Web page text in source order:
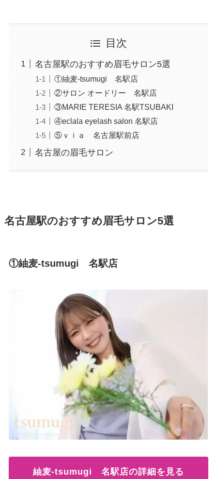
目次
名古屋駅のおすすめ眉毛サロン5選
①紬麦-tsumugi 名駅店
②サロン オードリー 名駅店
③MARIE TERESIA 名駅TSUBAKI
④eclala eyelash salon 名駅店
⑤ｖｉａ 名古屋駅前店
名古屋の眉毛サロン
名古屋駅のおすすめ眉毛サロン5選
①紬麦-tsumugi 名駅店
紬麦-tsumugi 名駅店の詳細を見る